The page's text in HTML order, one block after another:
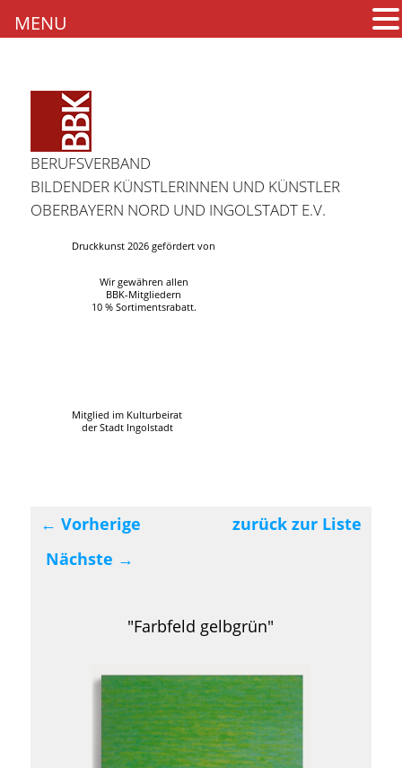
BERUFSVERBAND
BILDENDER KÜNSTLERINNEN UND KÜNSTLER
OBERBAYERN NORD UND INGOLSTADT E.V.
Druckkunst 2026 gefördert von
Wir gewähren allen
BBK-Mitgliedern
10 % Sortimentsrabatt.
Mitglied im Kulturbeirat
der Stadt Ingolstadt
← Vorherige
zurück zur Liste
Nächste →
"Farbfeld gelbgrün"
MENU